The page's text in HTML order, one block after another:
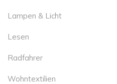
Lampen & Licht
Lesen
Radfahrer
Wohntextilien